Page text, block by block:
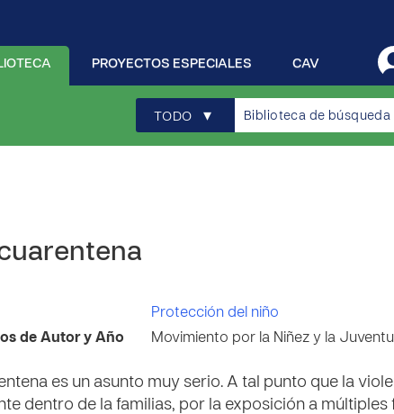
CAV
PROYECTOS ESPECIALES
TODO ▾
Protección del niño
de Autor y Año
Movimiento por la Niñez y la
es un asunto muy serio. A tal punto que la
dentro de la familias, por la exposición a